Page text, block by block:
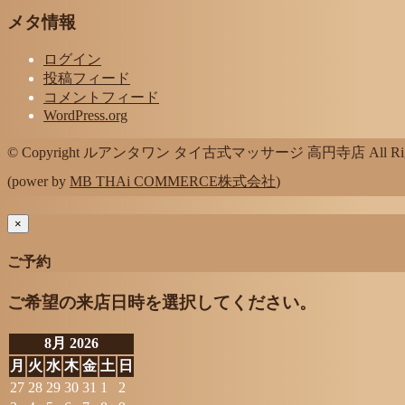
メタ情報
ログイン
投稿フィード
コメントフィード
WordPress.org
© Copyright ルアンタワン タイ古式マッサージ 高円寺店 All
(power by MB THAi COMMERCE株式会社)
×
ご予約
ご希望の来店日時を選択してください。
8月 2026
月 火 水 木 金 土 日
27 28 29 30 31 1
2